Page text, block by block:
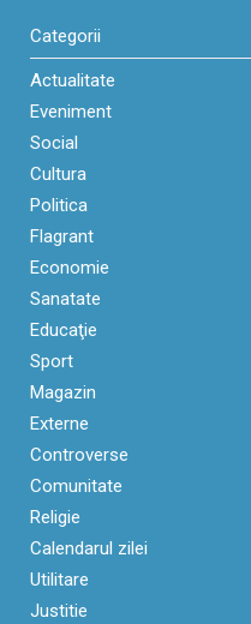
Categorii
Actualitate
Eveniment
Social
Cultura
Politica
Flagrant
Economie
Sanatate
Educaţie
Sport
Magazin
Externe
Controverse
Comunitate
Religie
Calendarul zilei
Utilitare
Justitie